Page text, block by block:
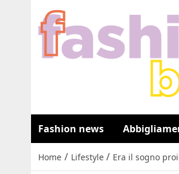
Fashion news
Home / Lifestyle / Era il sogno